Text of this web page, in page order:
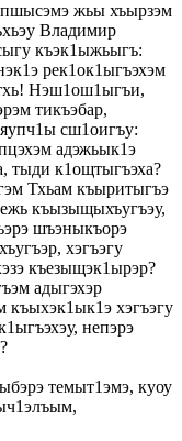
жьы хъырзэм
Владимир
къэк1ыжьыгъ:
рек1ок1ыгъэхэм
Нэш1ош1ыгъи,
тикъэбар,
сш1оигъу:
адэжьык1э
тыди к1ощтыгъэха?
Тхьам къыритыгъэ
къызыщыхъугъэу,
шъэныкъорэ
хэгъэгу
къезыщэк1ырэр?
адыгэхэр
хэгъэгу
непэрэ
темыт1эмэ, куоу